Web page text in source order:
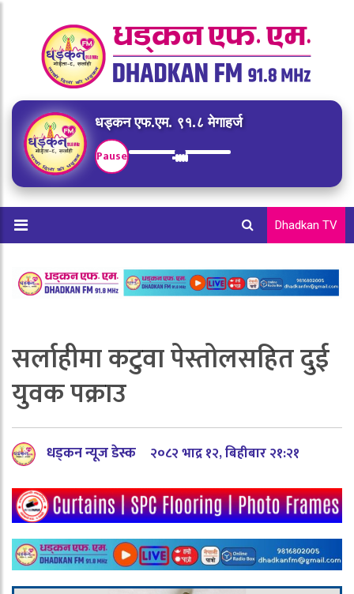
धड्कन एफ.एम. ९१.८ मेगाहर्ज
Pause
Dhadkan TV
सर्लाहीमा कटुवा पेस्तोलसहित दुई
युवक पक्राउ
धड्कन न्यूज डेस्क २०८२ भाद्र १२, बिहीबार २१:२१